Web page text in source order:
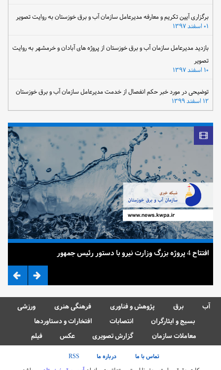
برگزاری آیین تکریم و معارفه مدیرعامل سازمان آب و برق خوزستان به روایت تصویر
بازدید مدیرعامل سازمان آب و برق خوزستان از پروژه های آبادان و خرمشهر به روایت
تصویر
توضیحی در مورد خبر حکم انفصال از خدمت مدیرعامل سازمان آب و برق خوزستان
۱۲ اسفند ۱۳۹۹
افتتاح 4 پروژه بزرگ وزارت نیرو با دستور رئیس جمهور
آب برق پژوهش و فناوری فرهنگی هنری
ورزشی
بسیج و ایثارگران
انتصابات
افتخارات و دستاوردها
معاملات سازمان
گزارش تصویری عکس فیلم
تماس با ما درباره ما
RSS